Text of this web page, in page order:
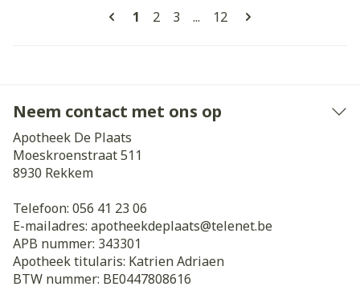
Pagina's
U lees momenteel pagina
1 Pagina
2 Pagina
3 ... Pagina
12
Neem contact met ons op
Apotheek De Plaats
Moeskroenstraat 511
8930 Rekkem
Telefoon: 056 41 23 06
E-mailadres: apotheekdeplaats@telenet.be
APB nummer: 343301
Apotheek titularis: Katrien Adriaen
BTW nummer: BE0447808616